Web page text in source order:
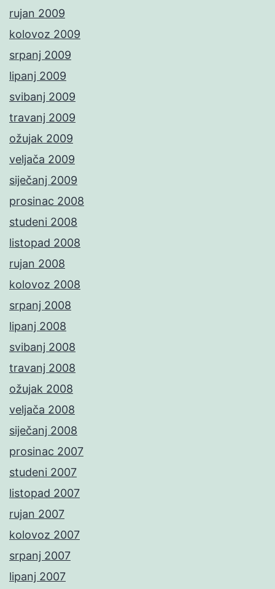
rujan 2009
kolovoz 2009
srpanj 2009
lipanj 2009
svibanj 2009
travanj 2009
ožujak 2009
veljača 2009
siječanj 2009
prosinac 2008
studeni 2008
listopad 2008
rujan 2008
kolovoz 2008
srpanj 2008
lipanj 2008
svibanj 2008
travanj 2008
ožujak 2008
veljača 2008
siječanj 2008
prosinac 2007
studeni 2007
listopad 2007
rujan 2007
kolovoz 2007
srpanj 2007
lipanj 2007